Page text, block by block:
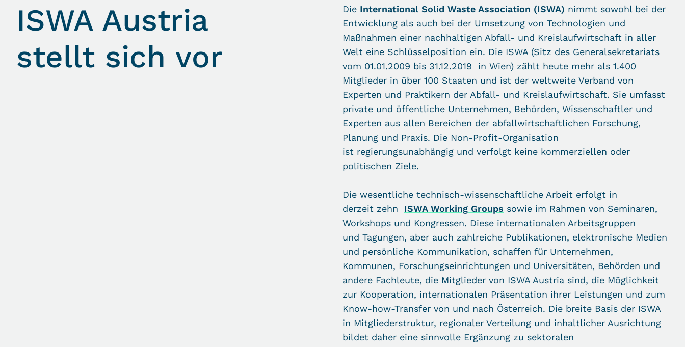
ISWA Austria
stellt sich vor
Die International Solid Waste Association (ISWA) nimmt sowohl bei der
Entwicklung als auch bei der Umsetzung von Technologien und
Maßnahmen einer nachhaltigen Abfall- und Kreislaufwirtschaft in aller
Welt eine Schlüsselposition ein. Die ISWA (Sitz des Generalsekretariats
vom 01.01.2009 bis 31.12.2019 in Wien) zählt heute mehr als 1.400
Mitglieder in über 100 Staaten und ist der weltweite Verband von
Experten und Praktikern der Abfall- und Kreislaufwirtschaft. Sie umfasst
private und öffentliche Unternehmen, Behörden, Wissenschaftler und
Experten aus allen Bereichen der abfallwirtschaftlichen Forschung,
Planung und Praxis. Die Non-Profit-Organisation
ist regierungsunabhängig und verfolgt keine kommerziellen oder
politischen Ziele.
Die wesentliche technisch-wissenschaftliche Arbeit erfolgt in
derzeit zehn
ISWA Working Groups sowie im Rahmen von Seminaren,
Workshops und Kongressen. Diese internationalen Arbeitsgruppen
und Tagungen, aber auch zahlreiche Publikationen, elektronische Medien
und persönliche Kommunikation, schaffen für Unternehmen,
Kommunen, Forschungseinrichtungen und Universitäten, Behörden und
andere Fachleute, die Mitglieder von ISWA Austria sind, die Möglichkeit
zur Kooperation, internationalen Präsentation ihrer Leistungen und zum
Know-how-Transfer von und nach Österreich. Die breite Basis der ISWA
in Mitgliederstruktur, regionaler Verteilung und inhaltlicher Ausrichtung
bildet daher eine sinnvolle Ergänzung zu sektoralen